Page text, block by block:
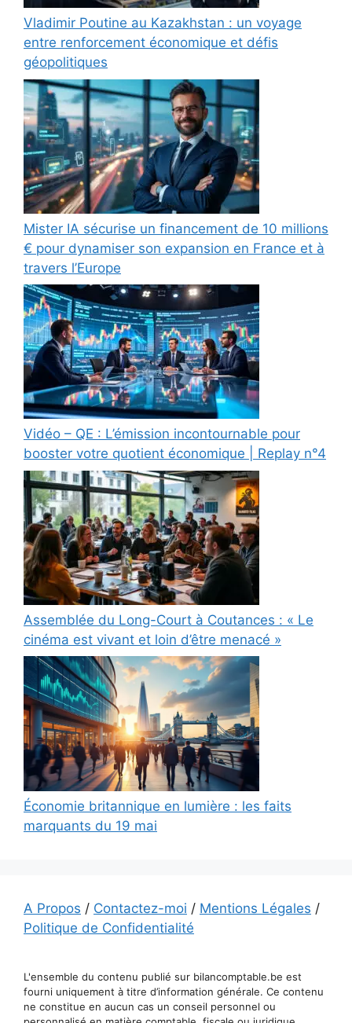
Vladimir Poutine au Kazakhstan : un voyage
entre renforcement économique et défis
géopolitiques
Mister IA sécurise un financement de 10 millions
€ pour dynamiser son expansion en France et à
travers l’Europe
Vidéo – QE : L’émission incontournable pour
booster votre quotient économique | Replay n°4
Assemblée du Long-Court à Coutances : « Le
cinéma est vivant et loin d’être menacé »
Économie britannique en lumière : les faits
marquants du 19 mai
A Propos / Contactez-moi / Mentions Légales /
Politique de Confidentialité
L'ensemble du contenu publié sur bilancomptable.be est
fourni uniquement à titre d’information générale. Ce contenu
ne constitue en aucun cas un conseil personnel ou